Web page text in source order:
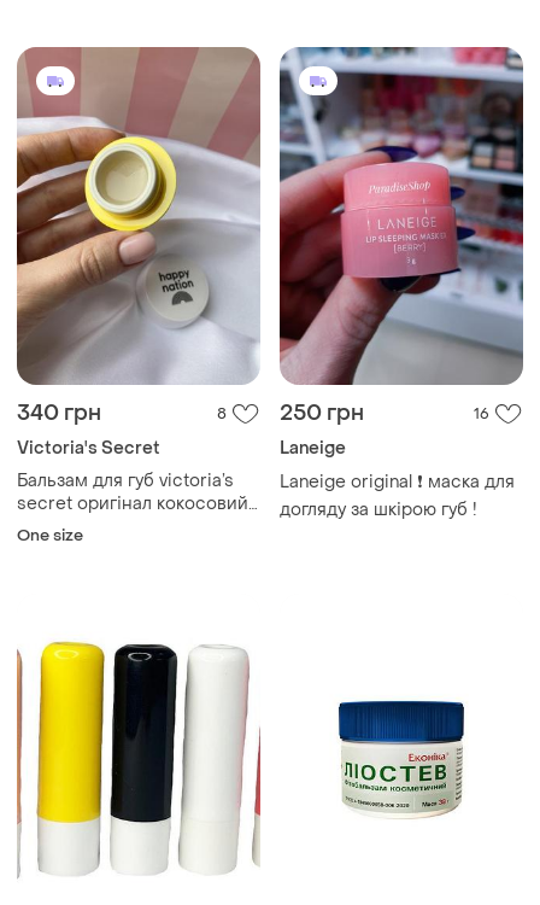
340 грн 8
Victoria's Secret
Бальзам для губ victoria’s
secret оригінал кокосовий
бальзам для губ
One size
250 грн 16
Laneige
Laneige original ❗ маска для
догляду за шкірою губ !